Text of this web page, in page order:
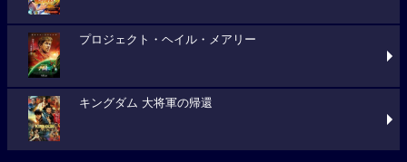
プロジェクト・ヘイル・メアリー
キングダム 大将軍の帰還